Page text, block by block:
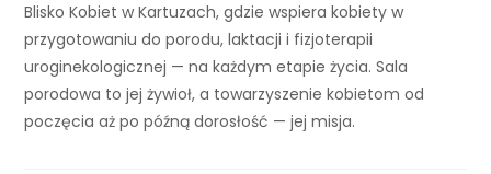
Blisko Kobiet w Kartuzach, gdzie wspiera kobiety w
przygotowaniu do porodu, laktacji i fizjoterapii
uroginekologicznej — na każdym etapie życia. Sala
porodowa to jej żywioł, a towarzyszenie kobietom od
poczęcia aż po późną dorosłość — jej misja.